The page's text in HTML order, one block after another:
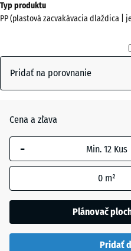
Zobraziť
Striebristošedá(active)
Bridlica
Vanilka
Typ produktu
PP (plastová zacvakávacia dlaždica |
Pridať na porovnanie
Cena a zľava
-
0 m²
Plánovač
Pridať